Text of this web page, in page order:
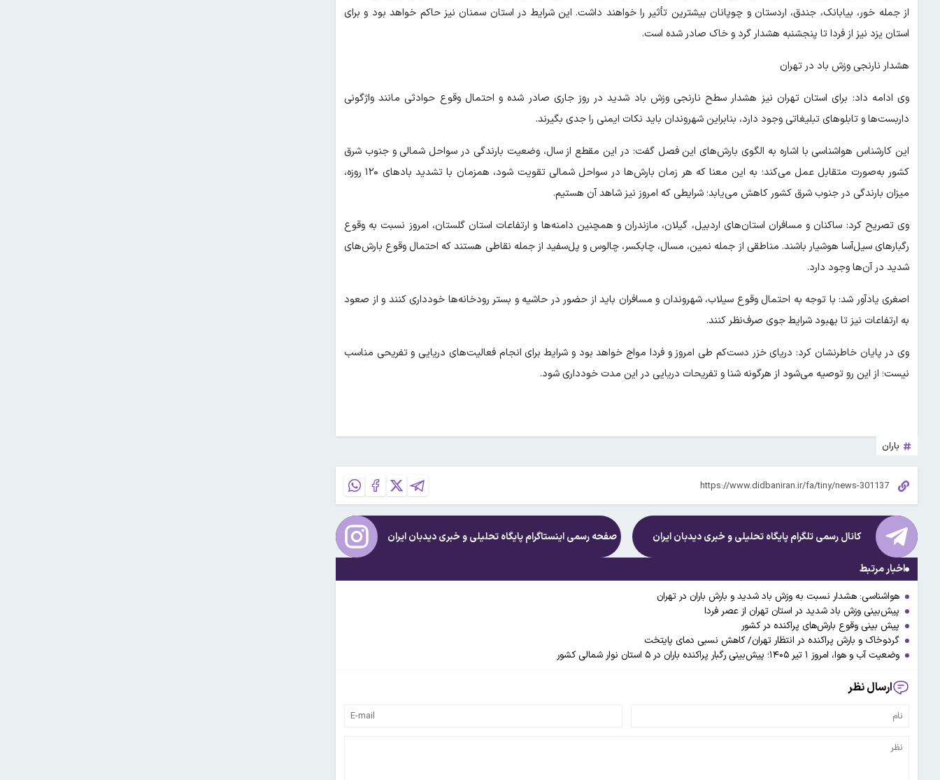
از جمله خور، بیابانک، جندق، اردستان و چوپانان بیشترین تأثیر را خواهند داشت. این شرایط در استان سمنان نیز حاکم خواهد بود و برای
استان یزد نیز از فردا تا پنجشنبه هشدار گرد و خاک صادر شده است.
هشدار نارنجی وزش باد در تهران
وی ادامه داد: برای استان تهران نیز هشدار سطح نارنجی وزش باد شدید در روز جاری صادر شده و احتمال وقوع حوادثی مانند واژگونی
داربست‌ها و تابلوهای تبلیغاتی وجود دارد، بنابراین شهروندان باید نکات ایمنی را جدی بگیرند.
این کارشناس هواشناسی با اشاره به الگوی بارش‌های این فصل گفت: در این مقطع از سال، وضعیت بارندگی در سواحل شمالی و جنوب شرق
کشور به‌صورت متقابل عمل می‌کند؛ به این معنا که هر زمان بارش‌ها در سواحل شمالی تقویت شود، همزمان با تشدید بادهای ۱۲۰ روزه،
میزان بارندگی در جنوب شرق کشور کاهش می‌یابد؛ شرایطی که امروز نیز شاهد آن هستیم.
وی تصریح کرد: ساکنان و مسافران استان‌های اردبیل، گیلان، مازندران و همچنین دامنه‌ها و ارتفاعات استان گلستان، امروز نسبت به وقوع
رگبارهای سیل‌آسا هوشیار باشند. مناطقی از جمله نمین، مسال، چابکسر، چالوس و پل‌سفید از جمله نقاطی هستند که احتمال وقوع بارش‌های
شدید در آن‌ها وجود دارد.
اصغری یادآور شد: با توجه به احتمال وقوع سیلاب، شهروندان و مسافران باید از حضور در حاشیه و بستر رودخانه‌ها خودداری کنند و از صعود
به ارتفاعات نیز تا بهبود شرایط جوی صرف‌نظر کنند.
وی در پایان خاطرنشان کرد: دریای خزر دست‌کم طی امروز و فردا مواج خواهد بود و شرایط برای انجام فعالیت‌های دریایی و تفریحی مناسب
نیست؛ از این رو توصیه می‌شود از هرگونه شنا و تفریحات دریایی در این مدت خودداری شود.
باران
کانال رسمی تلگرام پایگاه تحلیلی و خبریدیدبان ایران صفحه رسمی اینستاگرام پایگاه تحلیلی و خبریدیدبان ایران
اخبار مرتبط
هواشناسی: هشدار نسبت به وزش باد شدید و بارش باران در تهران
پیش‌بینی وزش باد شدید در استان تهران از عصر فردا
پیش بینی وقوع بارش‌های پراکنده در کشور
گردوخاک و بارش پراکنده در انتظار تهران/ کاهش نسبی دمای پایتخت
وضعیت آب و هوا، امروز ۱ تیر ۱۴۰۵؛ پیش‌بینی رگبار پراکنده باران در ۵ استان نوار شمالی کشور
ارسال نظر